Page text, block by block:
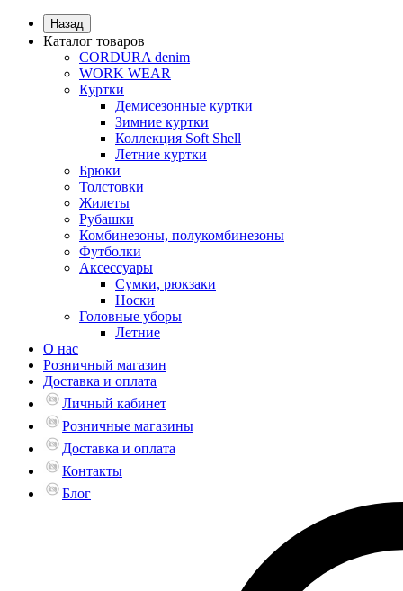
Назад
Каталог товаров
CORDURA denim
WORK WEAR
Куртки
Демисезонные куртки
Зимние куртки
Коллекция Soft Shell
Летние куртки
Брюки
Толстовки
Жилеты
Рубашки
Комбинезоны, полукомбинезоны
Футболки
Аксессуары
Сумки, рюкзаки
Носки
Головные уборы
Летние
О нас
Розничный магазин
Доставка и оплата
Личный кабинет
Розничные магазины
Доставка и оплата
Контакты
Блог